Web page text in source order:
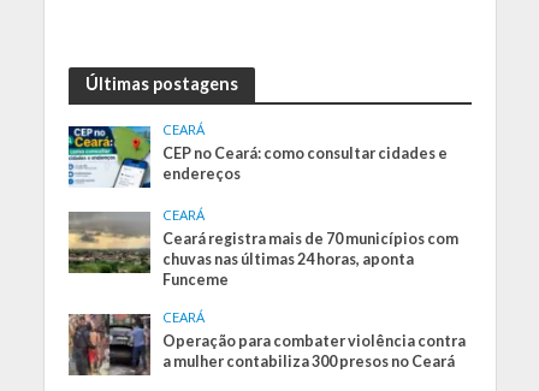
Últimas postagens
CEARÁ
CEP no Ceará: como consultar cidades e
endereços
CEARÁ
Ceará registra mais de 70 municípios com
chuvas nas últimas 24 horas, aponta
Funceme
CEARÁ
Operação para combater violência contra
a mulher contabiliza 300 presos no Ceará